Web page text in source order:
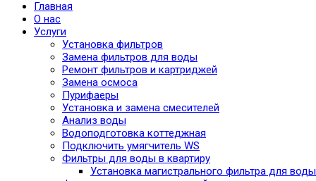
Главная
О нас
Услуги
Установка фильтров
Замена фильтров для воды
Ремонт фильтров и картриджей
Замена осмоса
Пурифаеры
Установка и замена смесителей
Анализ воды
Водоподготовка коттеджная
Подключить умягчитель WS
Фильтры для воды в квартиру
Установка магистрального фильтра для воды